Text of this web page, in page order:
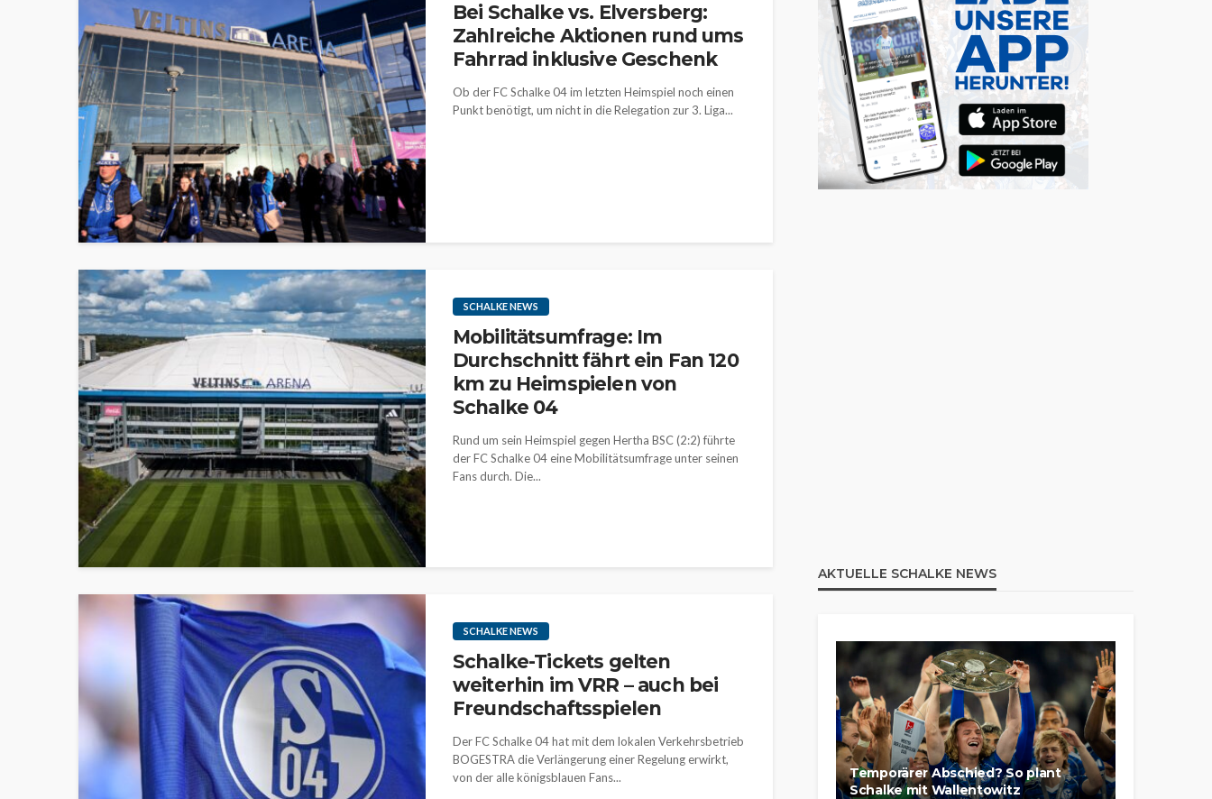
Bei Schalke vs. Elversberg:
Zahlreiche Aktionen rund ums
Fahrrad inklusive Geschenk
Ob der FC Schalke 04 im letzten Heimspiel noch einen
Punkt benötigt, um nicht in die Relegation zur 3. Liga...
SCHALKE NEWS
Mobilitätsumfrage: Im
Durchschnitt fährt ein Fan 120
km zu Heimspielen von
Schalke 04
Rund um sein Heimspiel gegen Hertha BSC (2:2) führte
der FC Schalke 04 eine Mobilitätsumfrage unter seinen
Fans durch. Die...
SCHALKE NEWS
Schalke-Tickets gelten
weiterhin im VRR – auch bei
Freundschaftsspielen
Der FC Schalke 04 hat mit dem lokalen Verkehrsbetrieb
BOGESTRA die Verlängerung einer Regelung erwirkt,
von der alle königsblauen Fans...
AKTUELLE SCHALKE NEWS
Temporärer Abschied? So plant
Schalke mit Wallentowitz